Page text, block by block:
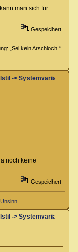
man sich für
Gespeichert
„Sei kein Arschloch.“
-> Systemvariante im
noch keine
Gespeichert
-> Systemvariante im